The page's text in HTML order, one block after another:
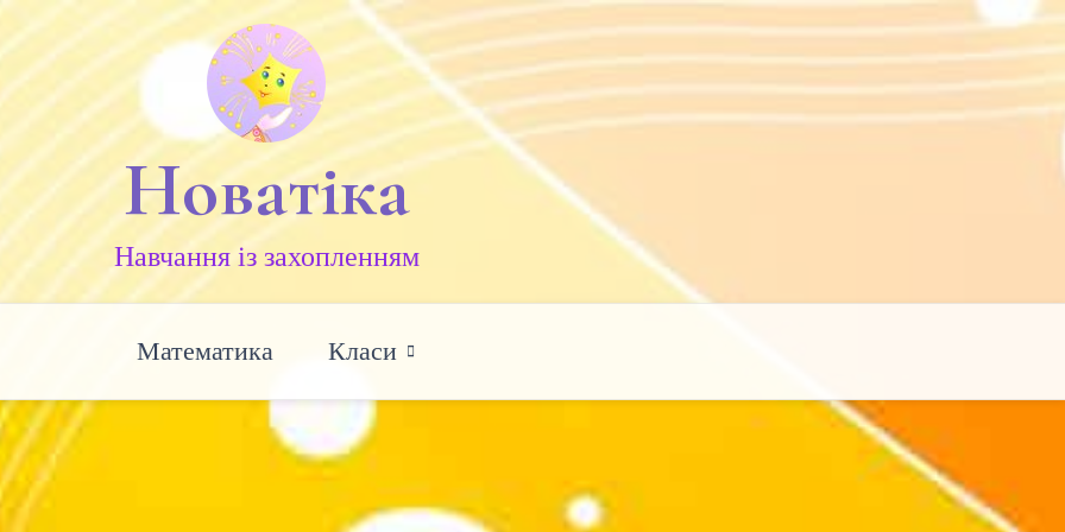
Новатіка
Навчання із захопленням
Математика Класи